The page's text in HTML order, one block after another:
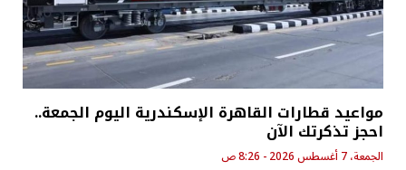
مواعيد قطارات القاهرة الإسكندرية اليوم الجمعة..
احجز تذكرتك الآن
الجمعة، 7 أغسطس 2026 - 8:26 ص